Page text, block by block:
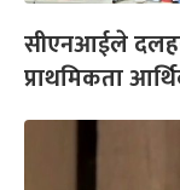
सीएनआईले
प्राथमिकता